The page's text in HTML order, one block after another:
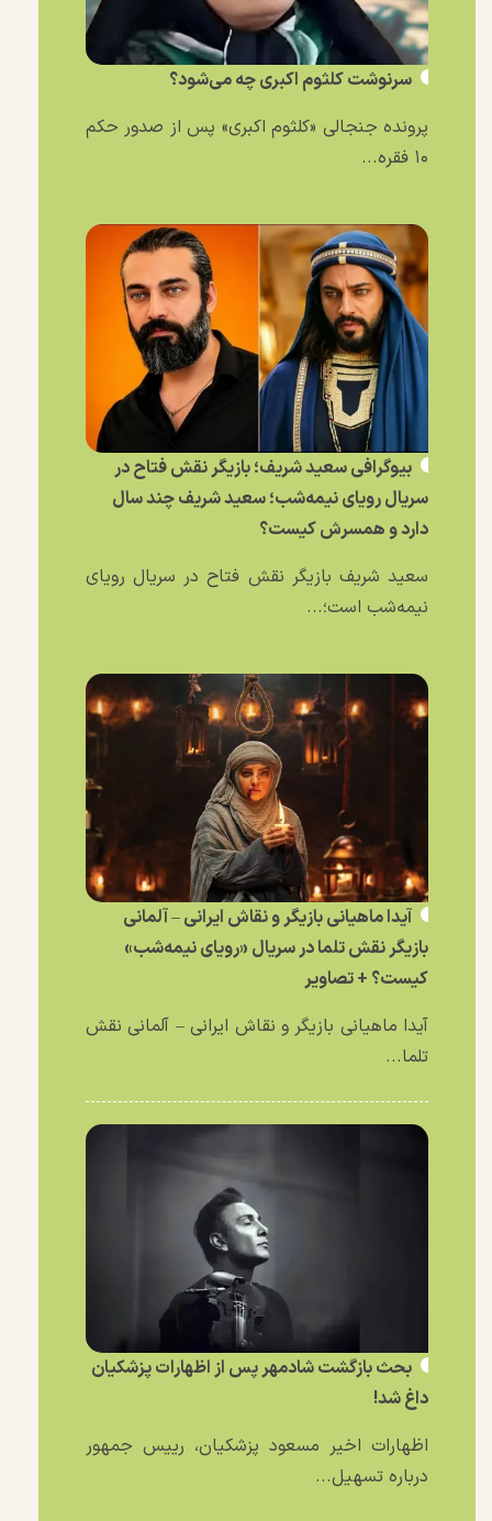
سرنوشت کلثوم اکبری چه می‌شود؟
پرونده جنجالی «کلثوم اکبری» پس از صدور حکم
۱۰ فقره...
بیوگرافی سعید شریف؛ بازیگر نقش فتاح در
سریال رویای نیمه‌شب؛ سعید شریف چند سال
دارد و همسرش کیست؟
سعید شریف بازیگر نقش فتاح در سریال رویای
نیمه‌شب است؛...
آیدا ماهیانی بازیگر و نقاش ایرانی – آلمانی
بازیگر نقش تلما در سریال «رویای نیمه‌شب»
کیست؟ + تصاویر
آیدا ماهیانی بازیگر و نقاش ایرانی – آلمانی نقش
تلما...
بحث بازگشت شادمهر پس از اظهارات پزشکیان
داغ شد!
اظهارات اخیر مسعود پزشکیان، رییس جمهور
درباره تسهیل...